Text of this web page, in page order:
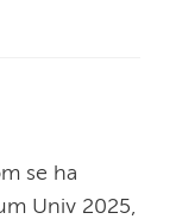
se ha
Univ 2025,